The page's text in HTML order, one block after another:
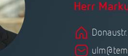
Herr